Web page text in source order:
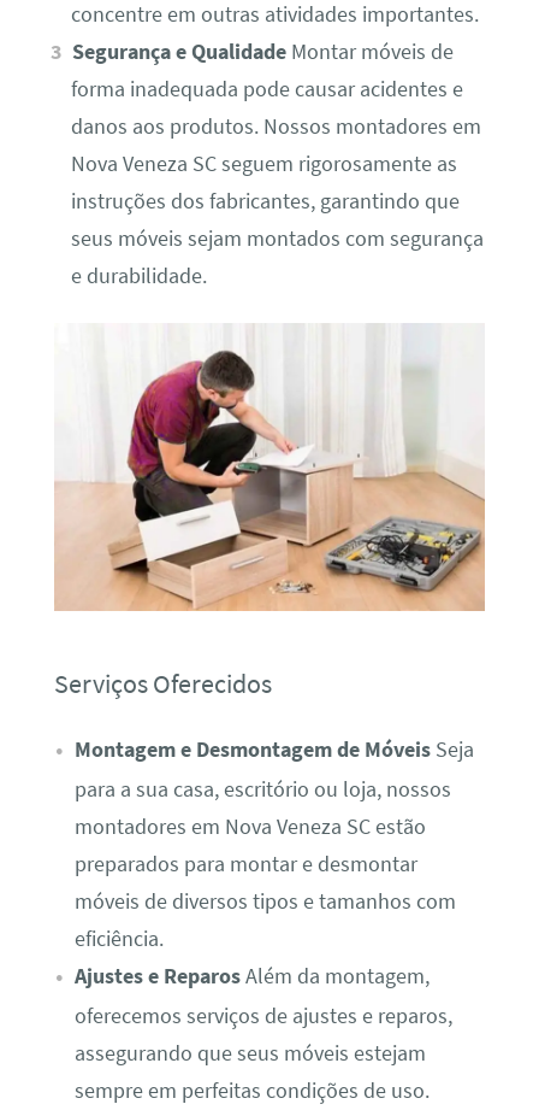
concentre em outras atividades importantes.
Segurança e Qualidade Montar móveis de
forma inadequada pode causar acidentes e
danos aos produtos. Nossos montadores em
Nova Veneza SC seguem rigorosamente as
instruções dos fabricantes, garantindo que
seus móveis sejam montados com segurança
e durabilidade.
Serviços Oferecidos
Montagem e Desmontagem de MóveisSeja
para a sua casa, escritório ou loja, nossos
montadores em Nova Veneza SC estão
preparados para montar e desmontar
móveis de diversos tipos e tamanhos com
eficiência.
Ajustes e ReparosAlém da montagem,
oferecemos serviços de ajustes e reparos,
assegurando que seus móveis estejam
sempre em perfeitas condições de uso.